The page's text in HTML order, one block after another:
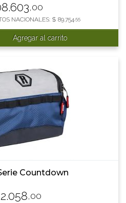
,00
NACIONALES: $ 89.754,55
Agregar al carrito
Countdown
,00